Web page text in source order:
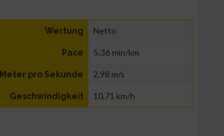
Wertung Netto
Pace 5:36 min/km
Meter pro Sekunde 2,98 m/s
Geschwindigkeit 10,71 km/h